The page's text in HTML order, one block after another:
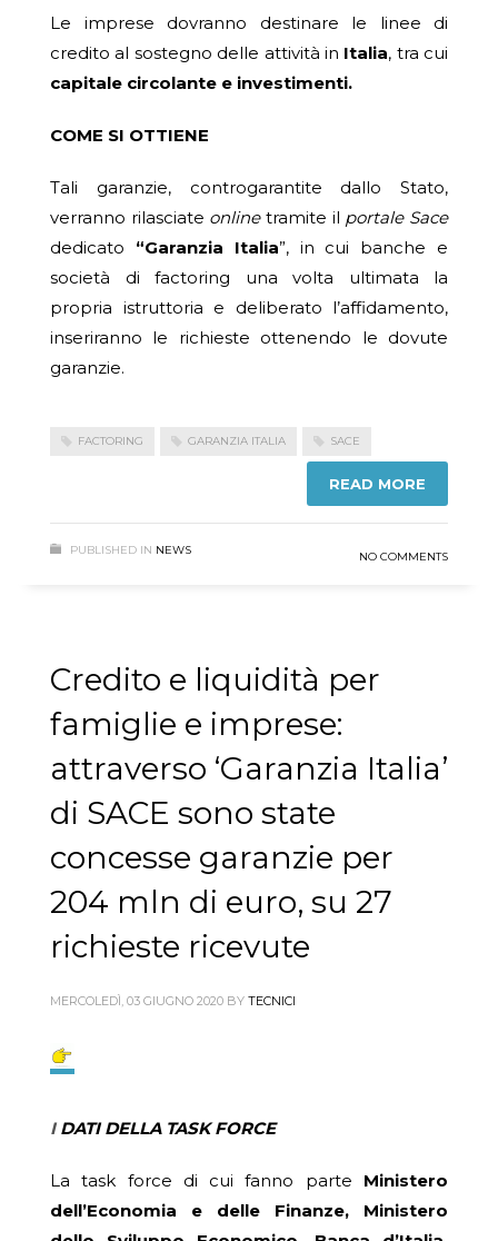
Le imprese dovranno destinare le linee di
credito al sostegno delle attività in Italia, tra cui
capitale circolante e investimenti.
COME SI OTTIENE
Tali garanzie, controgarantite dallo Stato,
verranno rilasciate onlinetramite il portale Sace
dedicato “Garanzia Italia”, in cui banche e
società di factoring una volta ultimata la
propria istruttoria e deliberato l’affidamento,
inseriranno le richieste ottenendo le dovute
garanzie.
FACTORING GARANZIA ITALIA SACE
READ MORE
PUBLISHED IN NEWS NO COMMENTS
Credito e liquidità per
famiglie e imprese:
attraverso ‘Garanzia Italia’
di SACE sono state
concesse garanzie per
204 mln di euro, su 27
richieste ricevute
MERCOLEDÌ, 03 GIUGNO 2020 BY TECNICI
IDATI DELLA TASK FORCE
La task force di cui fanno parte Ministero
dell’Economia e delle Finanze, Ministero